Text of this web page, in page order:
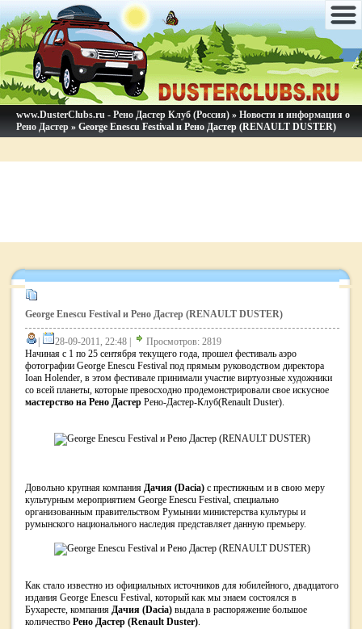
www.DusterClubs.ru - Рено Дастер Клуб (Россия) » Новости и информация о
Рено Дастер » George Enescu Festival и Рено Дастер (RENAULT DUSTER)
George Enescu Festival и Рено Дастер (RENAULT DUSTER)
28-09-2011, 22:48 |
Просмотров: 2819
Начиная с 1 по 25 сентября текущего года, прошел фестиваль аэро
фотографии George Enescu Festival под прямым руководством директора
Ioan Holender, в этом фестивале принимали участие виртуозные художники
со всей планеты, которые превосходно продемонстрировали свое искусное
мастерство на Рено Дастер Рено-Дастер-Клуб(Renault Duster).
Довольно крупная компания Дачия (Dacia) с престижным и в свою меру
культурным мероприятием George Enescu Festival, специально
организованным правительством Румынии министерства культуры и
румынского национального наследия представляет данную премьеру.
Как стало известно из официальных источников для юбилейного, двадцатого
издания George Enescu Festival, который как мы знаем состоялся в
Бухаресте, компания Дачия (Dacia) выдала в распоряжение большое
количество Рено Дастер (Renault Duster).